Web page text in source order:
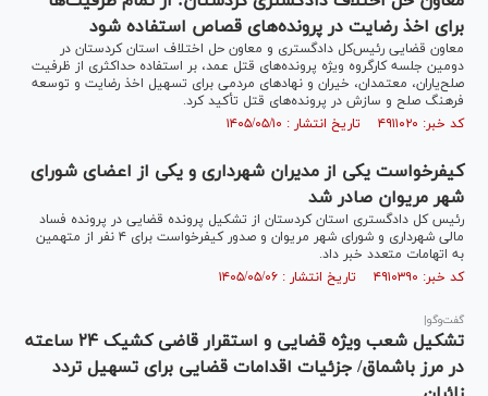
برای اخذ رضایت در پرونده‌های قصاص استفاده شود
معاون قضایی رئیس‌کل دادگستری و معاون حل اختلاف استان کردستان در
دومین جلسه کارگروه ویژه پرونده‌های قتل عمد، بر استفاده حداکثری از ظرفیت
صلح‌یاران، معتمدان، خیران و نهاد‌های مردمی برای تسهیل اخذ رضایت و توسعه
فرهنگ صلح و سازش در پرونده‌های قتل تأکید کرد.
کد خبر: ۴۹۱۱۰۲۰ تاریخ انتشار : ۱۴۰۵/۰۵/۱۰
کیفرخواست یکی از مدیران شهرداری و یکی از اعضای شورای
شهر مریوان صادر شد
رئیس کل دادگستری استان کردستان از تشکیل پرونده قضایی در پرونده فساد
مالی شهرداری و شورای شهر مریوان و صدور کیفرخواست برای ۴ نفر از متهمین
به اتهامات متعدد خبر داد.
کد خبر: ۴۹۱۰۳۹۰ تاریخ انتشار : ۱۴۰۵/۰۵/۰۶
گفت‌و‌گو|
تشکیل شعب ویژه قضایی و استقرار قاضی کشیک ۲۴ ساعته
در مرز باشماق/ جزئیات اقدامات قضایی برای تسهیل تردد